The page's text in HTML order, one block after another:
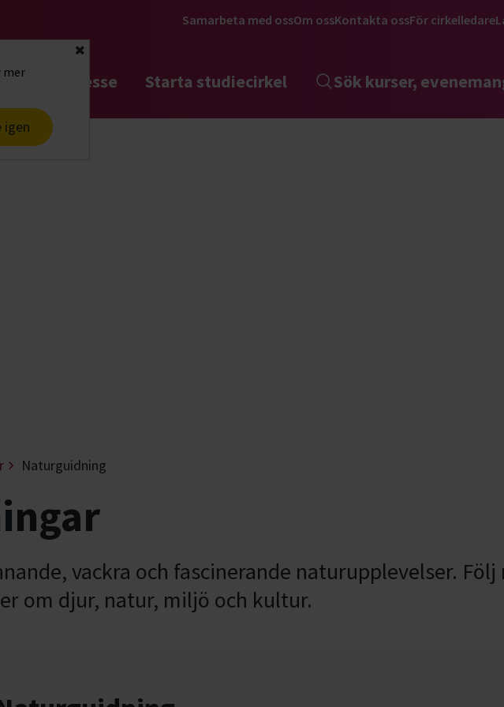
mer
igen
Stäng
Samarbeta med ossOm ossKontakta ossFör cirkelledare
Hitta intresse Starta studiecirkel Sök kurser,
Naturguidning
vackra och fascinerande naturupplevelser. Följ
om djur, natur, miljö och kultur.